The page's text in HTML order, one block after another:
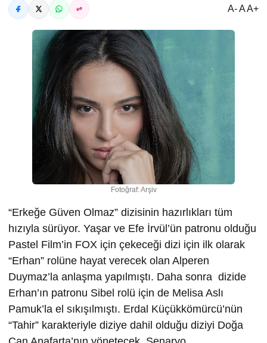
A- A A+
Fotoğraf: Arşiv
“Erkeğe Güven Olmaz” dizisinin hazırlıkları tüm
hızıyla sürüyor. Yaşar ve Efe İrvül’ün patronu olduğu
Pastel Film’in FOX için çekeceği dizi için ilk olarak
“Erhan” rolüne hayat verecek olan Alperen
Duymaz’la anlaşma yapılmıştı. Daha sonra dizide
Erhan’ın patronu Sibel rolü için de Melisa Aslı
Pamuk’la el sıkışılmıştı. Erdal Küçükkömürcü’nün
“Tahir” karakteriyle diziye dahil olduğu diziyi Doğa